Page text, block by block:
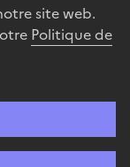
site web.
Politique de